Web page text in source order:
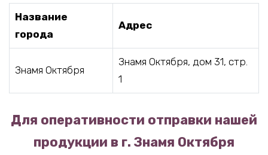
Название
города
Адрес
Знамя Октября
Знамя Октября, дом 31, стр.
1
Для оперативности отправки нашей
продукции в г. Знамя Октября